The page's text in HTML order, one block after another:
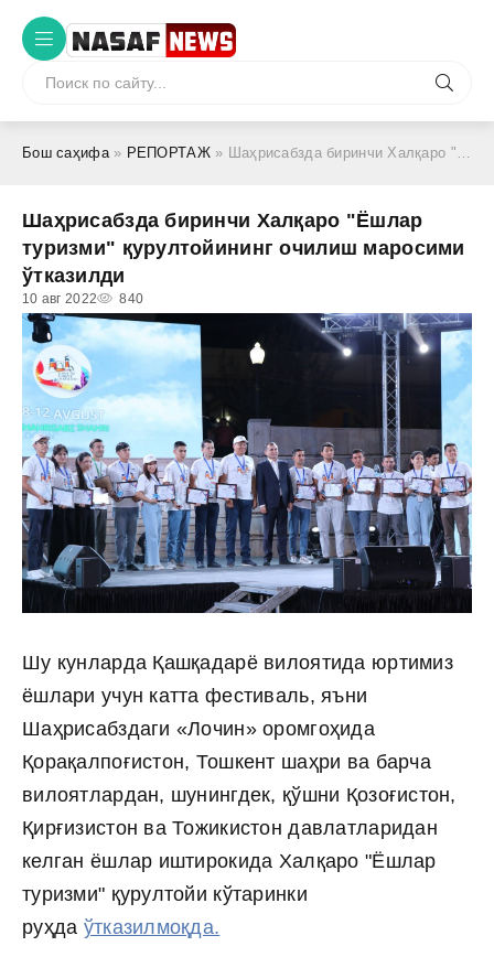
Бош саҳифа» РЕПОРТАЖ» Шаҳрисабзда биринчи Халқаро "Ёшлар туризми" қурултойининг очилиш маросими ўтказилди
Шаҳрисабзда биринчи Халқаро "Ёшлар
туризми" қурултойининг очилиш маросими
ўтказилди
10 авг 2022 840
Шу кунларда Қашқадарё вилоятида юртимиз
ёшлари учун катта фестиваль, яъни
Шаҳрисабздаги «Лочин» оромгоҳида
Қорақалпоғистон, Тошкент шаҳри ва барча
вилоятлардан, шунингдек, қўшни Қозоғистон,
Қирғизистон ва Тожикистон давлатларидан
келган ёшлар иштирокида Халқаро "Ёшлар
туризми" қурултойи кўтаринки
руҳда ўтказилмоқда.